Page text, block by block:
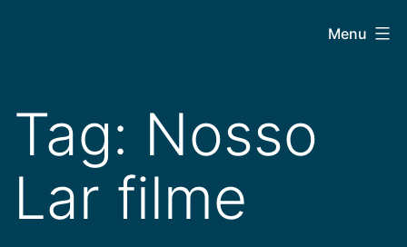
conteúdo
Menu
Tag: Nosso
Lar filme